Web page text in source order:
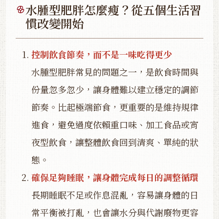
水腫型肥胖怎麼瘦？從五個生活習
慣改變開始
控制飲食節奏，而不是一味吃得更少
水腫型肥胖常見的問題之一，是飲食時間與
份量忽多忽少，讓身體難以建立穩定的調節
節奏。比起極端節食，更重要的是維持規律
進食，避免過度依賴重口味、加工食品或宵
夜型飲食，讓整體飲食回到清爽、單純的狀
態。
確保足夠睡眠，讓身體完成每日的調整循環
長期睡眠不足或作息混亂，容易讓身體的日
常平衡被打亂，也會讓水分與代謝廢物更容